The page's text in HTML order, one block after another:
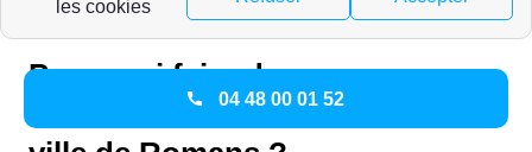
de l'éolien, du solaire et de l'hydraulique.
Pourquoi faire de
l'autoconsommation dans la
04 48 00 01 52